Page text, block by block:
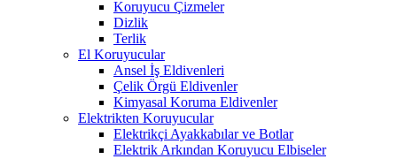
Koruyucu Çizmeler
Dizlik
Terlik
El Koruyucular
Ansel İş Eldivenleri
Çelik Örgü Eldivenler
Kimyasal Koruma Eldivenler
Elektrikten Koruyucular
Elektrikçi Ayakkabılar ve Botlar
Elektrik Arkından Koruyucu Elbiseler